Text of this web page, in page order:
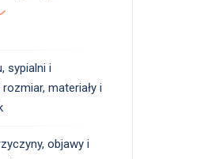
sypialni i
materiały i
objawy i